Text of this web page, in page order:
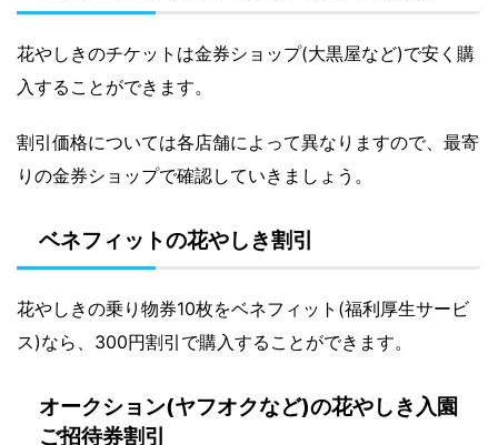
花やしきのチケットは金券ショップ(大黒屋など)で安く購
入することができます。
割引価格については各店舗によって異なりますので、最寄
りの金券ショップで確認していきましょう。
ベネフィットの花やしき割引
花やしきの乗り物券10枚をベネフィット(福利厚生サービ
ス)なら、300円割引で購入することができます。
オークション(ヤフオクなど)の花やしき入園
ご招待券割引